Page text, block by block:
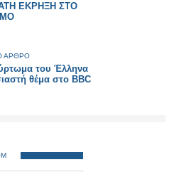
ΕΚΡΗΞΗ ΣΤΟ
ΑΡΘΡΟ
του Έλληνα
θέμα στο BBC